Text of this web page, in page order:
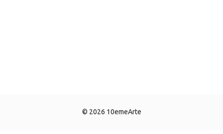
© 2026 10emeArte